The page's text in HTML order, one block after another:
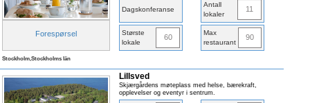
Forespørsel
Dagskonferanse
Antall
lokaler
11
Største
lokale
60
Max
restaurant
90
Stockholm,Stockholms län
Lillsved
Skjærgårdens møteplass med helse, bærekraft,
opplevelser og eventyr i sentrum.